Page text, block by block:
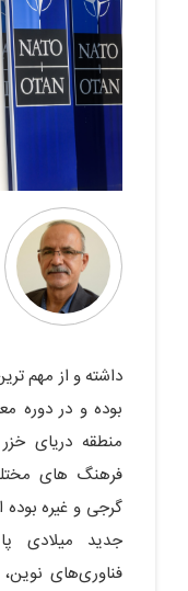
داشته و از مهم
بوده و در دوره
منطقه دریای
فرهنگ های
گرجی و غیره
جدید میلادی
فناوری‌های